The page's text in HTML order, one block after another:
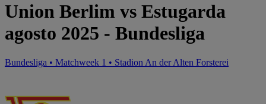
Union Berlim vs Estugarda
agosto 2025 - Bundesliga
Bundesliga • Matchweek 1 • Stadion An der Alten Forsterei